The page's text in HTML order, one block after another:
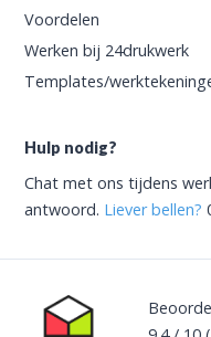
Voordelen
Werken bij 24drukwerk
Templates/
Hulp nodig?
Chat met ons tijdens
antwoord. Liever bellen?